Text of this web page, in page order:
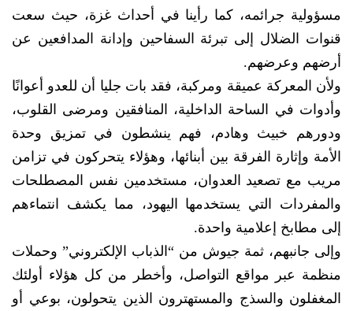
مسؤولية جرائمه، كما رأينا في أحداث غزة، حيث سعت
قنوات الضلال إلى تبرئة السفاحين وإدانة المدافعين عن
أرضهم وعرضهم.
ولأن المعركة عميقة ومركبة، فقد بات جليا أن للعدو أعوانًا
وأدوات في الساحة الداخلية، المنافقين ومرضى القلوب،
ودورهم خبيث وهادم، فهم ينشطون في تمزيق وحدة
الأمة وإثارة الفرقة بين أبنائها، وهؤلاء يتحركون في تزامن
مريب مع تصعيد العدوان، مستخدمين نفس المصطلحات
والمفردات التي يستخدمها اليهود، مما يكشف انتماءهم
إلى مطابخ إعلامية واحدة.
وإلى جانبهم، ثمة جيوش من “الذباب الإلكتروني” وحملات
منظمة عبر مواقع التواصل، وأخطر من كل هؤلاء أولئك
المغفلون والسذج والمستهترون الذين يتحولون، بوعي أو